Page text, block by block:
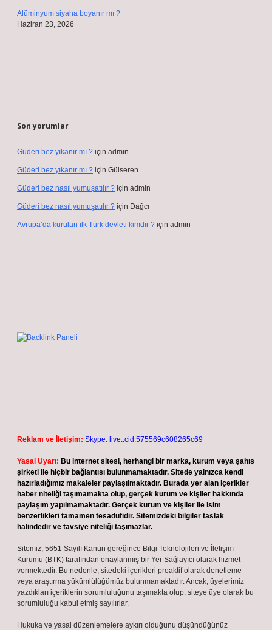
Alüminyum siyaha boyanır mı ?
Haziran 23, 2026
Son yorumlar
Güderi bez yıkanır mı ? için admin
Güderi bez yıkanır mı ? için Gülseren
Güderi bez nasıl yumuşatılır ? için admin
Güderi bez nasıl yumuşatılır ? için Dağcı
Avrupa’da kurulan ilk Türk devleti kimdir ? için admin
Reklam ve İletişim: Skype: live:.cid.575569c608265c69
Yasal Uyarı: Bu internet sitesi, herhangi bir marka, kurum veya şahıs
şirketi ile hiçbir bağlantısı bulunmamaktadır. Sitede yalnızca kendi
hazırladığımız makaleler paylaşılmaktadır. Burada yer alan içerikler
haber niteliği taşımamakta olup, gerçek kurum ve kişiler hakkında
paylaşım yapılmamaktadır. Gerçek kurum ve kişiler ile isim
benzerlikleri tamamen tesadüfidir. Sitemizdeki bilgiler taslak
halindedir ve tavsiye niteliği taşımazlar.
Sitemiz, 5651 Sayılı Kanun gereğince Bilgi Teknolojileri ve İletişim
Kurumu (BTK) tarafından onaylanmış bir Yer Sağlayıcı olarak hizmet
vermektedir. Bu nedenle, sitedeki içerikleri proaktif olarak denetleme
veya araştırma yükümlülüğümüz bulunmamaktadır. Ancak, üyelerimiz
yazdıkları içeriklerin sorumluluğunu taşımakta olup, siteye üye olarak bu
sorumluluğu kabul etmiş sayılırlar.
Hukuka ve yasal düzenlemelere aykırı olduğunu düşündüğünüz